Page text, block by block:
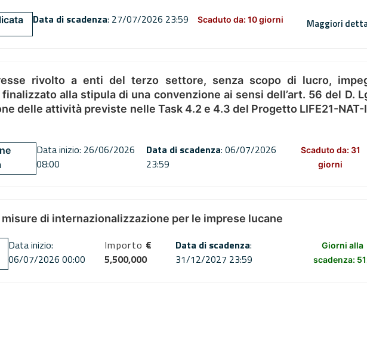
Data di scadenza: 27/07/2026 23:59 Scaduto da: 10 giorni Maggiori
rivolto a enti del terzo settore, senza scopo di lucro,
alla stipula di una convenzione ai sensi dell’art. 56 del D.
delle attività previste nelle Task 4.2 e 4.3 del Progetto LIFE21-NAT-
Data inizio: 26/06/2026
08:00
Data di scadenza: 06/07/2026
23:59
Scaduto da: 31
giorni
di internazionalizzazione per le imprese lucane
Data inizio:
06/07/2026 00:00
Importo €
5,500,000
Data di scadenza:
31/12/2027 23:59
Giorni alla
scadenza: